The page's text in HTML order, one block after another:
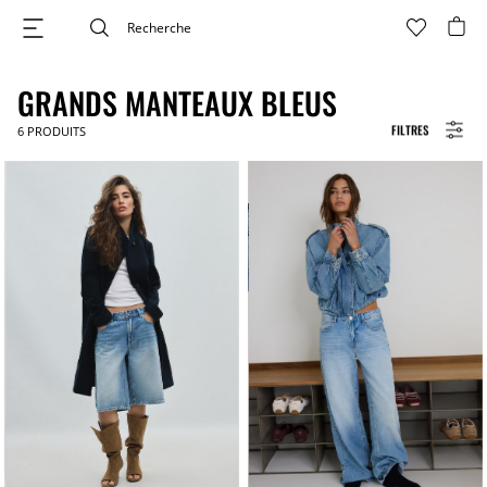
FILTRES
GRANDS MANTEAUX BLEUS
6 PRODUITS